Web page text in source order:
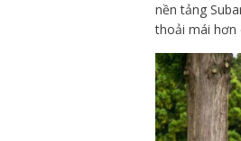
nền tảng
thoải mái hơn